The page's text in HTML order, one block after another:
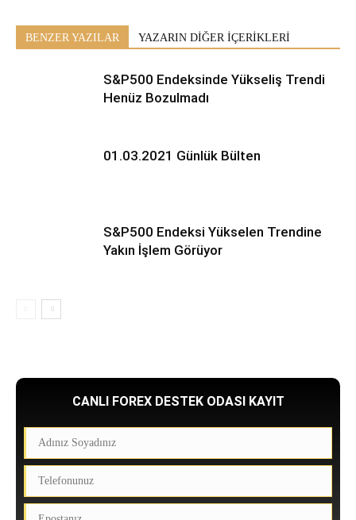
BENZER YAZILAR YAZARIN DİĞER İÇERİKLERİ
S&P500 Endeksinde Yükseliş Trendi
Henüz Bozulmadı
01.03.2021 Günlük Bülten
S&P500 Endeksi Yükselen Trendine
Yakın İşlem Görüyor
CANLI FOREX DESTEK ODASI KAYIT